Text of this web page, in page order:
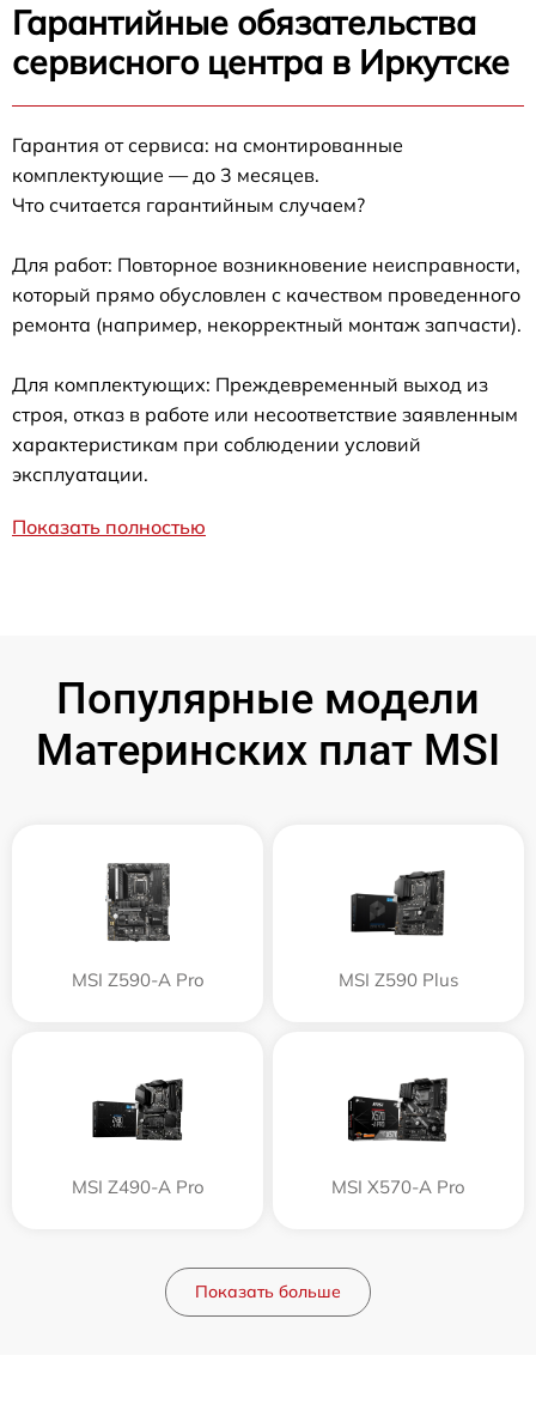
Гарантийные обязательства
сервисного центра в Иркутске
Гарантия от сервиса: на смонтированные
комплектующие — до 3 месяцев.
Что считается гарантийным случаем?
Для работ: Повторное возникновение неисправности,
который прямо обусловлен с качеством проведенного
ремонта (например, некорректный монтаж запчасти).
Для комплектующих: Преждевременный выход из
строя, отказ в работе или несоответствие заявленным
характеристикам при соблюдении условий
эксплуатации.
Показать полностью
Популярные модели
Материнских плат MSI
MSI Z590-A Pro MSI Z590 Plus
MSI Z490-A Pro MSI X570-A Pro
Показать больше